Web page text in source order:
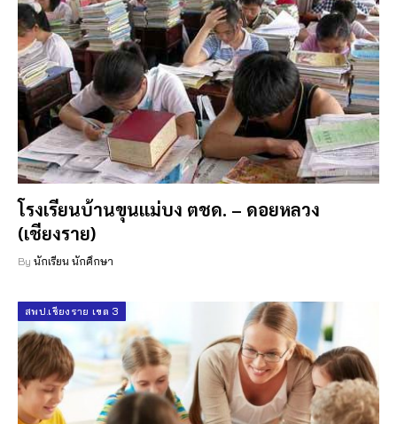
โรงเรียนบ้านขุนแม่บง ตชด. – ดอยหลวง
(เชียงราย)
By นักเรียน นักศึกษา
สพป.เชียงราย เขต 3